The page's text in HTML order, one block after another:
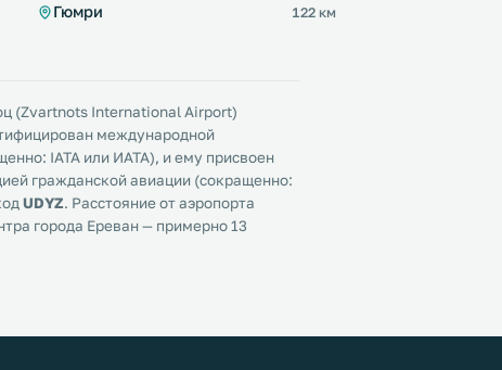
Гюмри 122 км
(Zvartnots International Airport)
международной
IATA или ИАТА), и ему присвоен
гражданской авиации (сокращенно:
UDYZ. Расстояние от аэропорта
города Ереван — примерно 13